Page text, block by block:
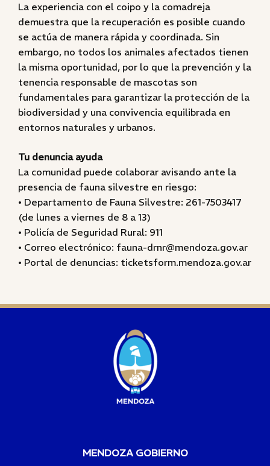
La experiencia con el coipo y la comadreja
demuestra que la recuperación es posible cuando
se actúa de manera rápida y coordinada. Sin
embargo, no todos los animales afectados tienen
la misma oportunidad, por lo que la prevención y la
tenencia responsable de mascotas son
fundamentales para garantizar la protección de la
biodiversidad y una convivencia equilibrada en
entornos naturales y urbanos.
Tu denuncia ayuda
La comunidad puede colaborar avisando ante la
presencia de fauna silvestre en riesgo:
• Departamento de Fauna Silvestre: 261-7503417
(de lunes a viernes de 8 a 13)
• Policía de Seguridad Rural: 911
• Correo electrónico: fauna-drnr@mendoza.gov.ar
• Portal de denuncias: ticketsform.mendoza.gov.ar
MENDOZA GOBIERNO